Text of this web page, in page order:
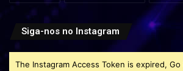
Siga-nos no Instagram
The Instagram Access Token is expired,